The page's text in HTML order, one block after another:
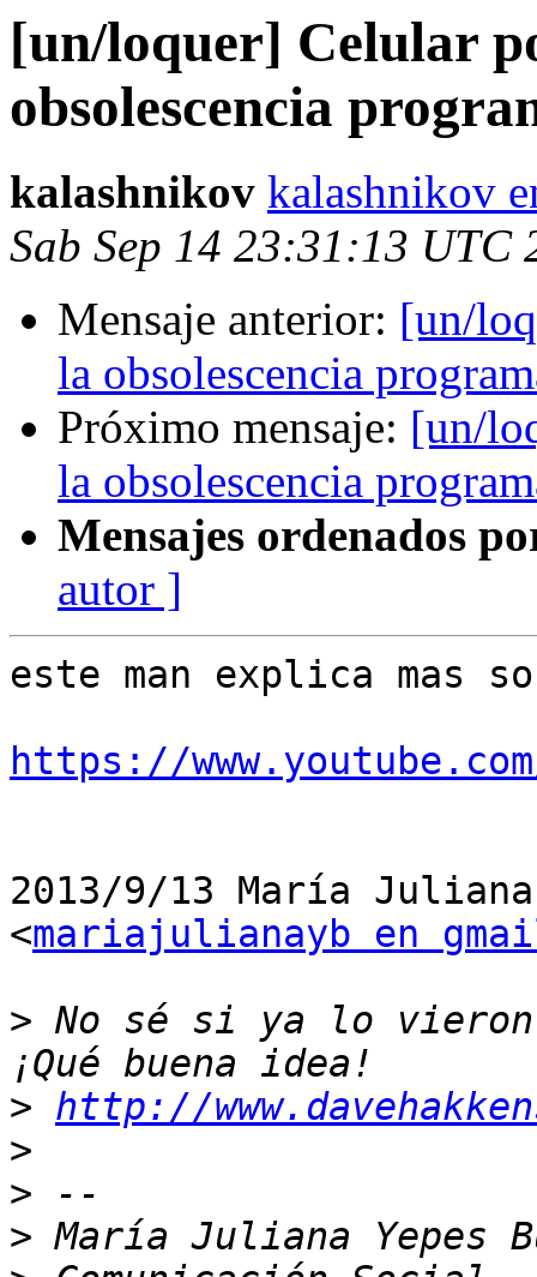
[un/loquer] Celular
obsolescencia
kalashnikov kalashnikov
Sab Sep 14 23:31:13 UTC
Mensaje anterior: [un/
la obsolescencia
Próximo mensaje: [un/
la obsolescencia
Mensajes ordenados
autor ]
este man explica mas
https://
2013/9/13 María Juliana
<mariajulianayb en
> No sé si ya lo vieron
> http://
>
>
>